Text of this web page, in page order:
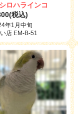
ロハラインコ
税込)
年1月中旬
店 EM-B-51